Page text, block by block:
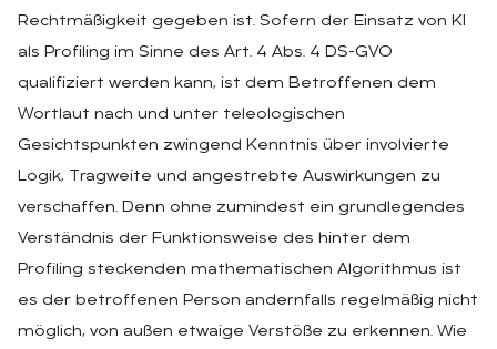
Rechtmäßigkeit gegeben ist. Sofern der Einsatz von KI
als Profiling im Sinne des Art. 4 Abs. 4 DS-GVO
qualifiziert werden kann, ist dem Betroffenen dem
Wortlaut nach und unter teleologischen
Gesichtspunkten zwingend Kenntnis über involvierte
Logik, Tragweite und angestrebte Auswirkungen zu
verschaffen. Denn ohne zumindest ein grundlegendes
Verständnis der Funktionsweise des hinter dem
Profiling steckenden mathematischen Algorithmus ist
es der betroffenen Person andernfalls regelmäßig nicht
möglich, von außen etwaige Verstöße zu erkennen. Wie